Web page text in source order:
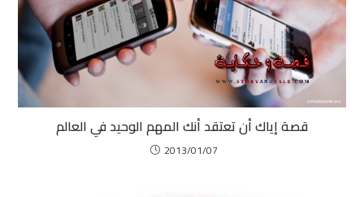
قصة إياك أن تعتقد أنك المهم الوحيد في العالم
2013/01/07